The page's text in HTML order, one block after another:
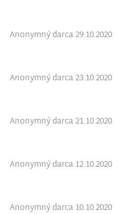
Anonymný darca 29.10.2020
Anonymný darca 23.10.2020
Anonymný darca 21.10.2020
Anonymný darca 12.10.2020
Anonymný darca 10.10.2020